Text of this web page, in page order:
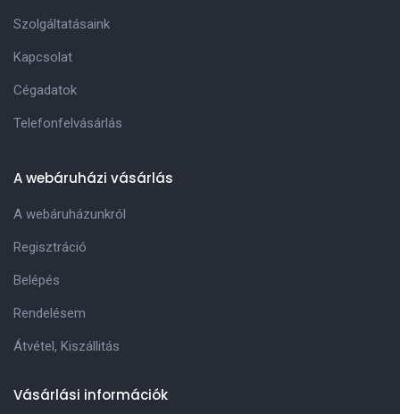
Szolgáltatásaink
Kapcsolat
Cégadatok
Telefonfelvásárlás
A webáruházi vásárlás
A webáruházunkról
Regisztráció
Belépés
Rendelésem
Átvétel, Kiszállitás
Vásárlási információk